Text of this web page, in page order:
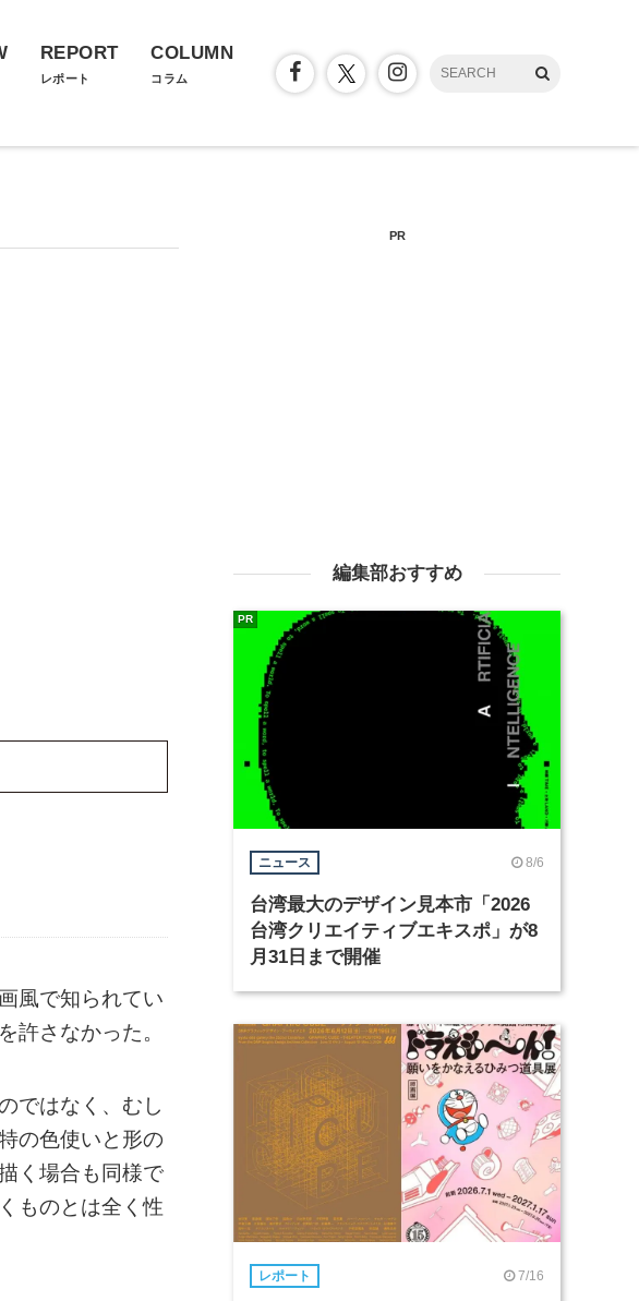
REPORT
レポート
COLUMN
コラム
風で知られてい
許さなかった。
ではなく、むし
の色使いと形の
く場合も同様で
ものとは全く性
PR
編集部おすすめ
ニュース 8/6
台湾最大のデザイン見本市「2026
台湾クリエイティブエキスポ」が8
月31日まで開催
PR
レポート 7/16